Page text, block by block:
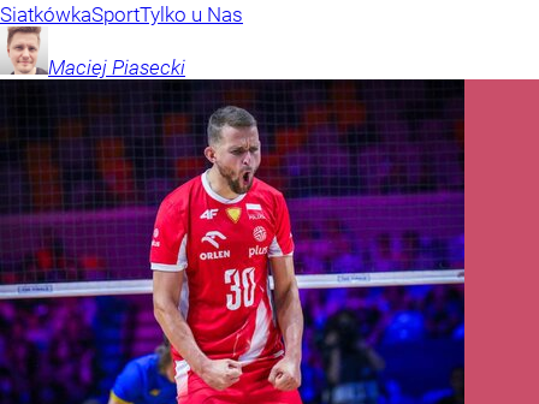
SiatkówkaSportTylko u Nas
Maciej Piasecki